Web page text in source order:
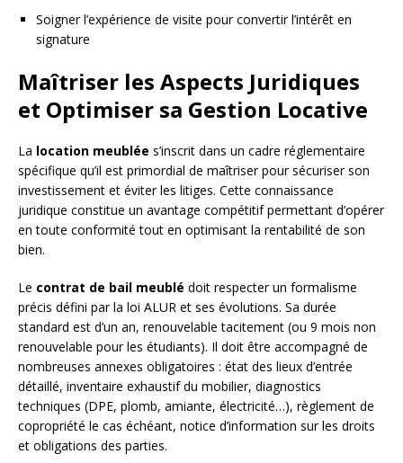
Soigner l’expérience de visite pour convertir l’intérêt en
signature
Maîtriser les Aspects Juridiques
et Optimiser sa Gestion Locative
La location meublée s’inscrit dans un cadre réglementaire
spécifique qu’il est primordial de maîtriser pour sécuriser son
investissement et éviter les litiges. Cette connaissance
juridique constitue un avantage compétitif permettant d’opérer
en toute conformité tout en optimisant la rentabilité de son
bien.
Le contrat de bail meublé doit respecter un formalisme
précis défini par la loi ALUR et ses évolutions. Sa durée
standard est d’un an, renouvelable tacitement (ou 9 mois non
renouvelable pour les étudiants). Il doit être accompagné de
nombreuses annexes obligatoires : état des lieux d’entrée
détaillé, inventaire exhaustif du mobilier, diagnostics
techniques (DPE, plomb, amiante, électricité…), règlement de
copropriété le cas échéant, notice d’information sur les droits
et obligations des parties.